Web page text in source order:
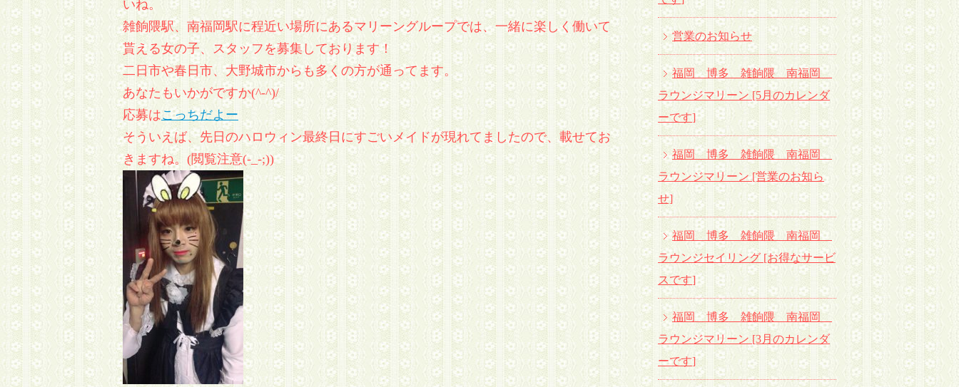
いね。
雑餉隈駅、南福岡駅に程近い場所にあるマリーングループでは、一緒に楽しく働いて
貰える女の子、スタッフを募集しております！
二日市や春日市、大野城市からも多くの方が通ってます。
あなたもいかがですか(^-^)/
応募はこっちだよー
そういえば、先日のハロウィン最終日にすごいメイドが現れてましたので、載せてお
きますね。(閲覧注意(-_-;))
営業のお知らせ
福岡 博多 雑餉隈 南福岡
ラウンジマリーン [5月のカレンダ
ーです]
福岡 博多 雑餉隈 南福岡
ラウンジマリーン [営業のお知ら
せ]
福岡 博多 雑餉隈 南福岡
ラウンジセイリング [お得なサービ
スです]
福岡 博多 雑餉隈 南福岡
ラウンジマリーン [3月のカレンダ
ーです]